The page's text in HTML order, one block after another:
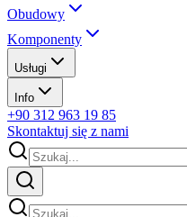
Obudowy
Komponenty
Usługi
Info
+90 312 963 19 85
Skontaktuj się z nami